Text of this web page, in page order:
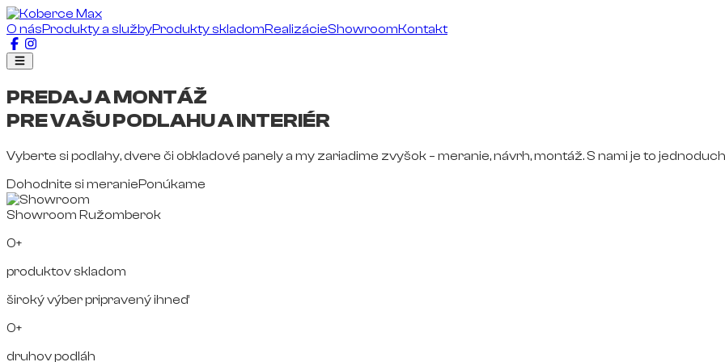
O násProdukty a službyProdukty skladomRealizácieShowroomKontakt
PREDAJ A MONTÁŽ
PRE VAŠU PODLAHU A INTERIÉR
Vyberte si podlahy, dvere či obkladové panely a my zariadime zvyšok – meranie, návrh, montáž. S nami je to
Dohodnite si meraniePonúkame
Showroom Ružomberok
0+
produktov skladom
široký výber pripravený ihneď
0+
druhov podláh